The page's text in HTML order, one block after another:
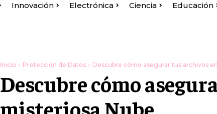
Innovación Electrónica Ciencia Educación
Inicio Protección de Datos Descubre cómo asegurar tus archivos
Descubre cómo
misteriosa Nube